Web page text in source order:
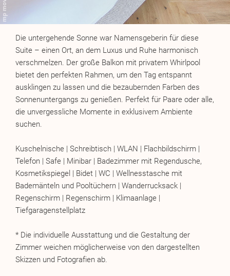
Die untergehende Sonne war Namensgeberin für diese
Suite – einen Ort, an dem Luxus und Ruhe harmonisch
verschmelzen. Der große Balkon mit privatem Whirlpool
bietet den perfekten Rahmen, um den Tag entspannt
ausklingen zu lassen und die bezaubernden Farben des
Sonnenuntergangs zu genießen. Perfekt für Paare oder alle,
die unvergessliche Momente in exklusivem Ambiente
suchen.
Kuschelnische | Schreibtisch | WLAN | Flachbildschirm |
Telefon | Safe | Minibar | Badezimmer mit Regendusche,
Kosmetikspiegel | Bidet | WC | Wellnesstasche mit
Bademänteln und Pooltüchern | Wanderrucksack |
Regenschirm | Regenschirm | Klimaanlage |
Tiefgaragenstellplatz
* Die individuelle Ausstattung und die Gestaltung der
Zimmer weichen möglicherweise von den dargestellten
Skizzen und Fotografien ab.